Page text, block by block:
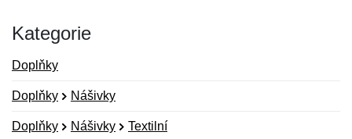
Kategorie
Doplňky
Doplňky Nášivky
Doplňky Nášivky Textilní